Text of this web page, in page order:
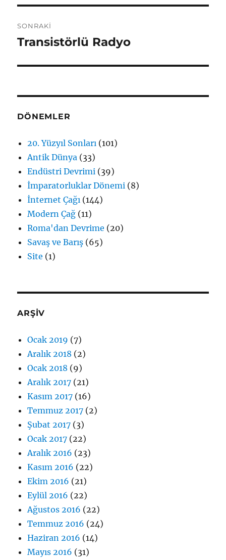
SONRAKI
Sonraki
Transistörlü Radyo
DÖNEMLER
20. Yüzyıl Sonları (101)
Antik Dünya (33)
Endüstri Devrimi (39)
İmparatorluklar Dönemi (8)
İnternet Çağı (144)
Modern Çağ (11)
Roma'dan Devrime (20)
Savaş ve Barış (65)
Site (1)
ARŞİV
Ocak 2019 (7)
Aralık 2018 (2)
Ocak 2018 (9)
Aralık 2017 (21)
Kasım 2017 (16)
Temmuz 2017 (2)
Şubat 2017 (3)
Ocak 2017 (22)
Aralık 2016 (23)
Kasım 2016 (22)
Ekim 2016 (21)
Eylül 2016 (22)
Ağustos 2016 (22)
Temmuz 2016 (24)
Haziran 2016 (14)
Mayıs 2016 (31)